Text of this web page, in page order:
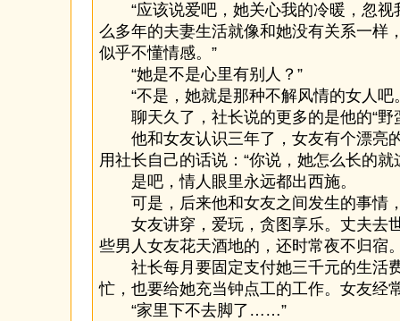
“应该说爱吧，她关心我的冷暖，忽视
么多年的夫妻生活就像和她没有关系一样
似乎不懂情感。”
“她是不是心里有别人？”
“不是，她就是那种不解风情的女人吧
聊天久了，社长说的更多的是他的“野
他和女友认识三年了，女友有个漂亮
用社长自己的话说：“你说，她怎么长的就
是吧，情人眼里永远都出西施。
可是，后来他和女友之间发生的事情
女友讲穿，爱玩，贪图享乐。丈夫去
些男人女友花天酒地的，还时常夜不归宿
社长每月要固定支付她三千元的生活
忙，也要给她充当钟点工的工作。女友经
“家里下不去脚了……”